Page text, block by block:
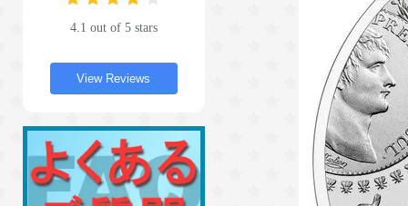
4.1 out of 5 stars
View Reviews